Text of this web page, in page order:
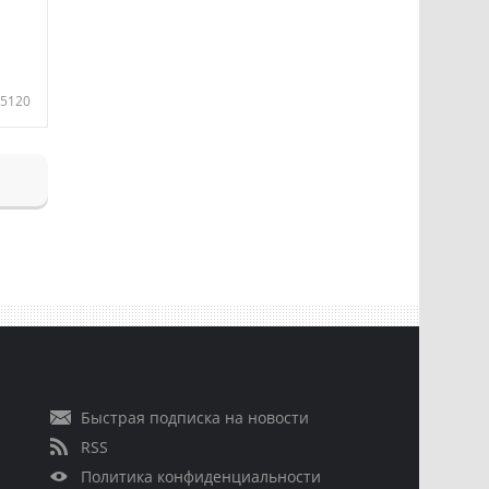
5120
Быстрая подписка на новости
RSS
Политика конфиденциальности